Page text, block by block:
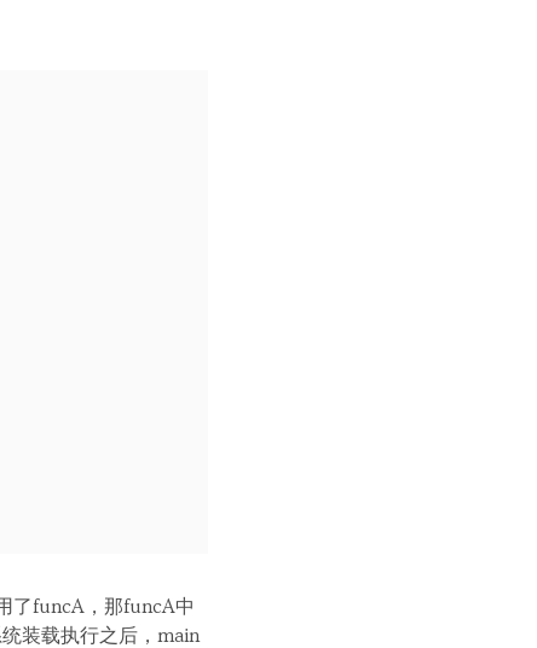
了funcA，那funcA中
装载执行之后，main